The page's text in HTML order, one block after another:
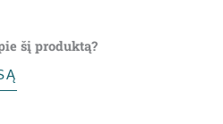
šį produktą?